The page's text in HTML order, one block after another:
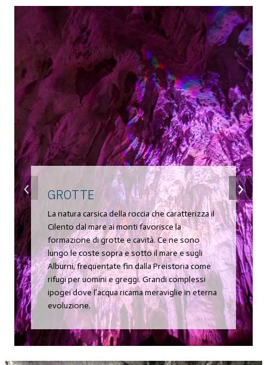
GROTTE
La natura carsica della roccia che caratterizza il
Cilento dal mare ai monti favorisce la
formazione di grotte e cavità. Ce ne sono
lungo le coste sopra e sotto il mare e sugli
Alburni, frequentate fin dalla Preistoria come
rifugi per uomini e greggi. Grandi complessi
ipogei dove l’acqua ricama meraviglie in eterna
evoluzione.
‹ ›